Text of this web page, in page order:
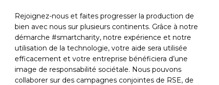
Rejoignez-nous et faites progresser la production de
bien avec nous sur plusieurs continents. Grâce à notre
démarche #smartcharity, notre expérience et notre
utilisation de la technologie, votre aide sera utilisée
efficacement et votre entreprise bénéficiera d’une
image de responsabilité sociétale. Nous pouvons
collaborer sur des campagnes conjointes de RSE, de